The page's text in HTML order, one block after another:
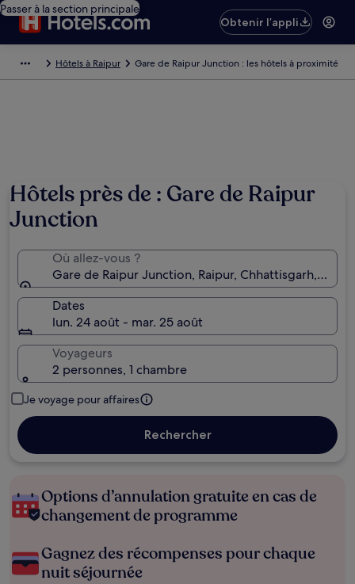
Passer à la section principale
Obtenir l’appli
Hôtels à Raipur Gare de Raipur Junction : les hôtels à proximité
Hôtels près de : Gare de Raipur
Junction
Où allez-vous ?
Gare de Raipur Junction, Raipur, Chhattisgarh, Inde
Dates
lun. 24 août - mar. 25 août
Voyageurs
2 personnes, 1 chambre
Je voyage pour affaires
Rechercher
Options d’annulation gratuite en cas de
changement de programme
Gagnez des récompenses pour chaque
nuit séjournée